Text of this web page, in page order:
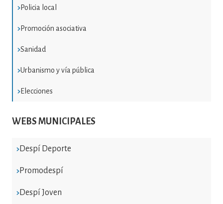
Policia local
Promoción asociativa
Sanidad
Urbanismo y vía pública
Elecciones
WEBS MUNICIPALES
Despí Deporte
Promodespí
Despí Joven